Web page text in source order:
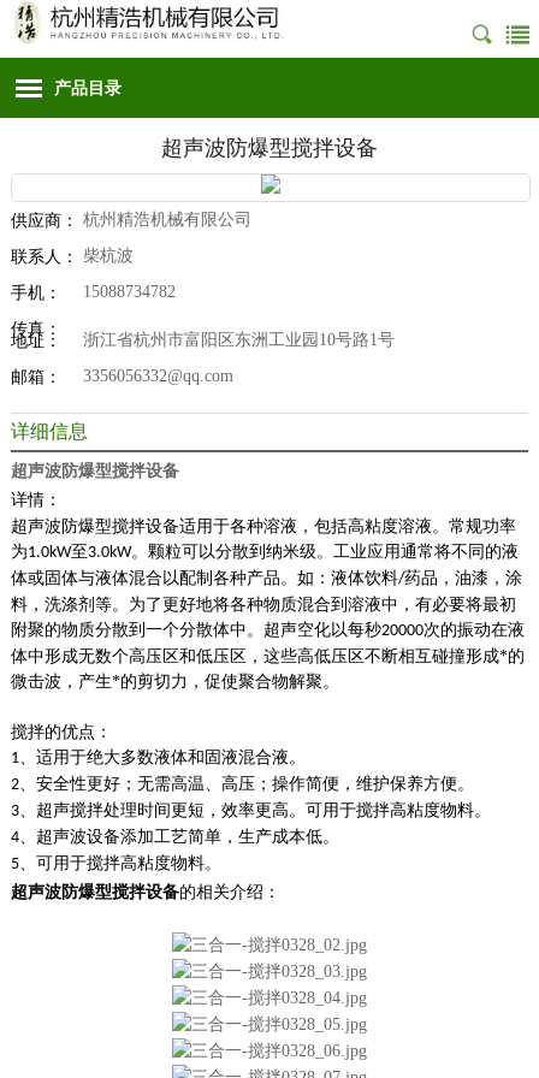
产品目录
超声波防爆型搅拌设备
供应商： 杭州精浩机械有限公司
联系人： 柴杭波
手机： 15088734782
传真：
地址： 浙江省杭州市富阳区东洲工业园10号路1号
邮箱： 3356056332@qq.com
详细信息
超声波防爆型搅拌设备
详情：
超声波防爆型搅拌设备适用于各种溶液，包括高粘度溶液。常规功率
为1.0kW至3.0kW。颗粒可以分散到纳米级。工业应用通常将不同的液
体或固体与液体混合以配制各种产品。如：液体饮料/药品，油漆，涂
料，洗涤剂等。为了更好地将各种物质混合到溶液中，有必要将最初
附聚的物质分散到一个分散体中。超声空化以每秒20000次的振动在液
体中形成无数个高压区和低压区，这些高低压区不断相互碰撞形成*的
微击波，产生*的剪切力，促使聚合物解聚。
搅拌的优点：
1、适用于绝大多数液体和固液混合液。
2、安全性更好；无需高温、高压；操作简便，维护保养方便。
3、超声搅拌处理时间更短，效率更高。可用于搅拌高粘度物料。
4、超声波设备添加工艺简单，生产成本低。
5、可用于搅拌高粘度物料。
超声波防爆型搅拌设备的相关介绍：